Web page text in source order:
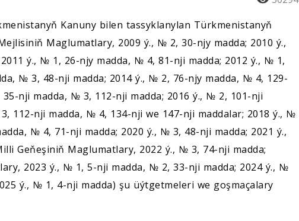
Kanuny bilen tassyklanylan Türkmenistanyň
Maglumatlary, 2009 ý., № 2, 30-njy madda; 2010 ý.,
ý., № 1, 26-njy madda, № 4, 81-nji madda; 2012 ý., № 1,
№ 3, 48-nji madda; 2014 ý., № 2, 76-njy madda, № 4, 129-
nji madda, № 3, 112-nji madda; 2016 ý., № 2, 101-nji
112-nji madda, № 4, 134-nji we 147-nji maddalar; 2018 ý., №
№ 4, 71-nji madda; 2020 ý., № 3, 48-nji madda; 2021 ý.,
Geňeşiniň Maglumatlary, 2022 ý., № 3, 74-nji madda;
2023 ý., № 1, 5-nji madda, № 2, 33-nji madda; 2024 ý., №
ý., № 1, 4-nji madda) şu üýtgetmeleri we goşmaçalary